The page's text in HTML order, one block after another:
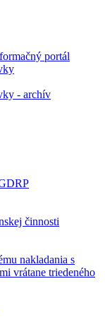
portál
- archív
činnosti
nakladania s
vrátane triedeného